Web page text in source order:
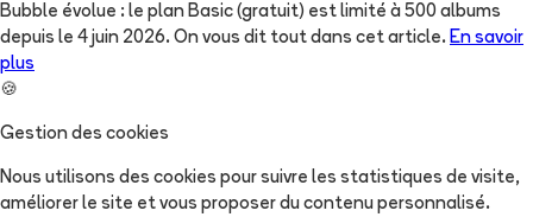
Bubble évolue : le plan Basic (gratuit) est limité à 500 albums
depuis le 4 juin 2026. On vous dit tout dans cet article. En savoir
plus
🍪
Gestion des cookies
Nous utilisons des cookies pour suivre les statistiques de visite,
améliorer le site et vous proposer du contenu personnalisé.